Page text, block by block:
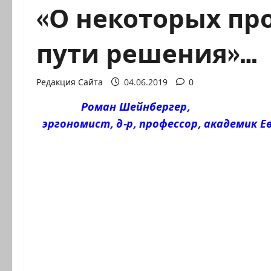
«О некоторых
пути решения»…
Редакция Сайта 04.06.2019 0
Роман Шейнбергер,
эргономист, д-р, профессор, академик